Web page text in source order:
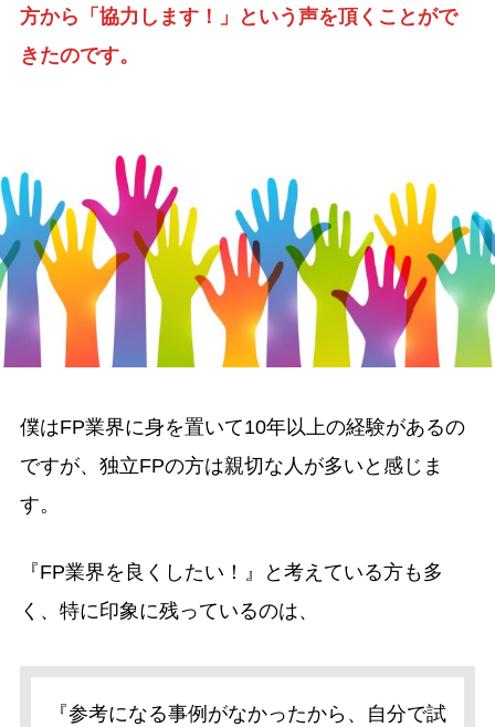
方から「協力します！」という声を頂くことがで
きたのです。
僕はFP業界に身を置いて10年以上の経験があるの
ですが、独立FPの方は親切な人が多いと感じま
す。
『FP業界を良くしたい！』と考えている方も多
く、特に印象に残っているのは、
『参考になる事例がなかったから、自分で試